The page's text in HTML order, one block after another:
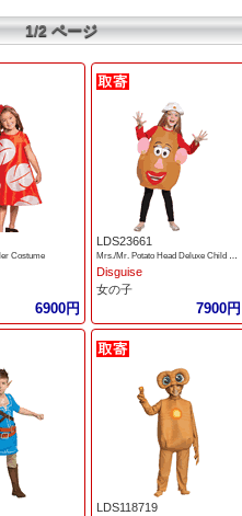
1/2 ページ
Costume
6900円
LDS23661
Mrs./Mr. Potato Head Deluxe Child Costume
Disguise
女の子
7900円
LDS118719